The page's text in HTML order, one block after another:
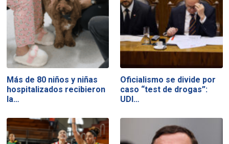
Más de 80 niños y niñas
hospitalizados recibieron
la…
Oficialismo se divide por
caso “test de drogas”:
UDI…